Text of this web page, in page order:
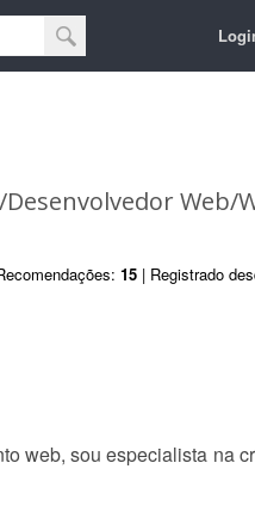
Web/
15 | Registrado
web, sou especialista na